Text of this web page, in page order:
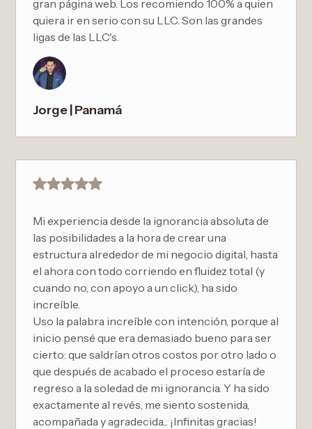
gran página web. Los recomiendo 100% a quien
quiera ir en serio con su LLC. Son las grandes
ligas de las LLC's.
Jorge | Panamá
Mi experiencia desde la ignorancia absoluta de
las posibilidades a la hora de crear una
estructura alrededor de mi negocio digital, hasta
el ahora con todo corriendo en fluidez total (y
cuando no, con apoyo a un click), ha sido
increíble.
Uso la palabra increíble con intención, porque al
inicio pensé que era demasiado bueno para ser
cierto: que saldrían otros costos por otro lado o
que después de acabado el proceso estaría de
regreso a la soledad de mi ignorancia. Y ha sido
exactamente al revés, me siento sostenida,
acompañada y agradecida... ¡Infinitas gracias!